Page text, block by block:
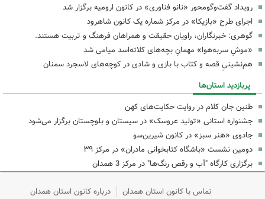
رویداد گفت‌وگومحور «نانو فناوری» در کانون ارومیه برگزار شد
اجرای طرح «بازیکا» در مرکز شماره یک کانون شاهرود
گوهری: خبرنگاران، راویان حقیقت و همراهان فرهنگ و تربیت هستند.
«موشِ سربه‌هوا» مهمانِ بچه‌های کلاته‌اسد میامی شد
هم‌نشینیِ قصه و کتاب با بازی و شادی در کوچه‌های لاسجرد سمنان
پربازدید استان‌ها
طنین جان کلام در روایت حکایت‌های کهن
جشنواره استانی «تولید عروسک» در سیستان و بلوچستان برگزار می‌شود
جادوی «هنر سبز» در کانون شیرین‌سو
دومین نشست «باشگاه کتابخوانی مادران» در مرکز ۳۹
برگزاری کارگاه "آب و رقص رنگ‌ها" در مرکز 3 همدان
تماس با کانون استان همدان درباره کانون استان همدان